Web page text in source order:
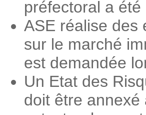
préfectoral a
ASE réalise des
sur le marché
est demandée
Un Etat des
doit être